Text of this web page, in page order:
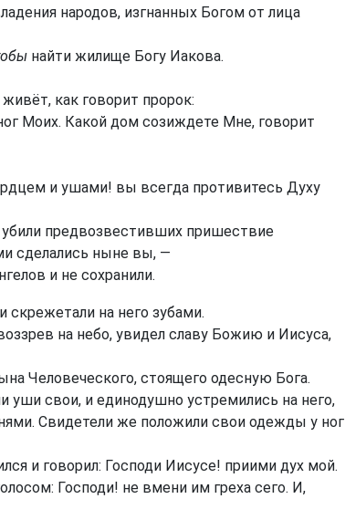
народов, изгнанных Богом от лица
найти жилище Богу Иакова.
как говорит пророк:
Моих. Какой дом созиждете Мне, говорит
и ушами! вы всегда противитесь Духу
предвозвестивших пришествие
сделались ныне вы, —
и не сохранили.
на него зубами.
на небо, увидел славу Божию и Иисуса,
Человеческого, стоящего одесную Бога.
уши свои, и единодушно устремились на него,
Свидетели же положили свои одежды у ног
и говорил: Господи Иисусе! приими дух мой.
Господи! не вмени им греха сего. И,